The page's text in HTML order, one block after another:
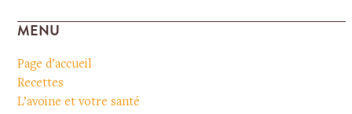
MENU
Page d’accueil
Recettes
L’avoine et votre santé